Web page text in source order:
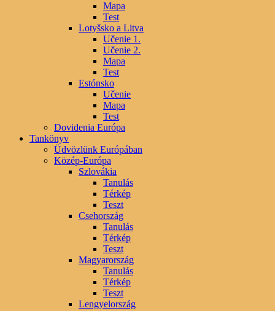
Mapa
Test
Lotyšsko a Litva
Učenie 1.
Učenie 2.
Mapa
Test
Estónsko
Učenie
Mapa
Test
Dovidenia Európa
Tankönyv
Üdvözlünk Európában
Közép-Európa
Szlovákia
Tanulás
Térkép
Teszt
Csehország
Tanulás
Térkép
Teszt
Magyarország
Tanulás
Térkép
Teszt
Lengyelország